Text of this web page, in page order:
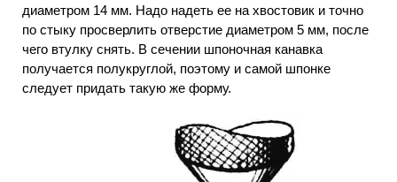
диаметром 14 мм. Надо надеть ее на хвостовик и точно
по стыку просверлить отверстие диаметром 5 мм, после
чего втулку снять. В сечении шпоночная канавка
получается полукруглой, поэтому и самой шпонке
следует придать такую же форму.